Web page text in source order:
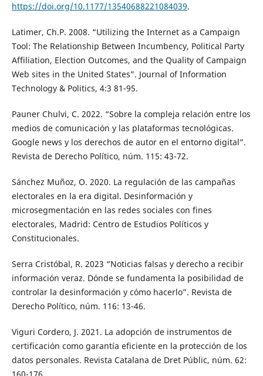
https://doi.org/10.1177/13540688221084039.
Latimer, Ch.P. 2008. “Utilizing the Internet as a Campaign
Tool: The Relationship Between Incumbency, Political Party
Affiliation, Election Outcomes, and the Quality of Campaign
Web sites in the United States”. Journal of Information
Technology & Politics, 4:3 81-95.
Pauner Chulvi, C. 2022. “Sobre la compleja relación entre los
medios de comunicación y las plataformas tecnológicas.
Google news y los derechos de autor en el entorno digital”.
Revista de Derecho Político, núm. 115: 43-72.
Sánchez Muñoz, O. 2020. La regulación de las campañas
electorales en la era digital. Desinformación y
microsegmentación en las redes sociales con fines
electorales, Madrid: Centro de Estudios Políticos y
Constitucionales.
Serra Cristóbal, R. 2023 “Noticias falsas y derecho a recibir
información veraz. Dónde se fundamenta la posibilidad de
controlar la desinformación y cómo hacerlo”. Revista de
Derecho Político, núm. 116: 13-46.
Viguri Cordero, J. 2021. La adopción de instrumentos de
certificación como garantía eficiente en la protección de los
datos personales. Revista Catalana de Dret Públic, núm. 62: